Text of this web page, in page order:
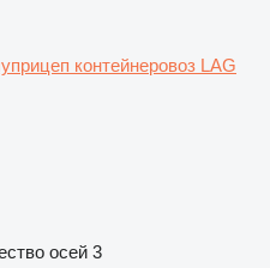
контейнеровоз LAG
осей 3